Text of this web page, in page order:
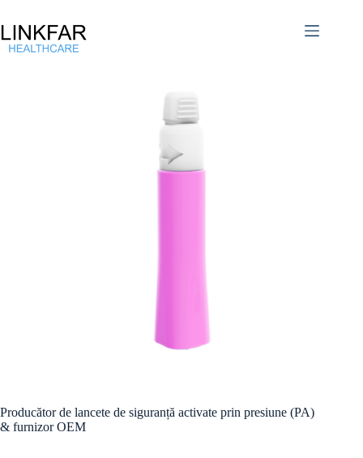
Producător de lancete de siguranță activate prin presiune (PA)
& furnizor OEM